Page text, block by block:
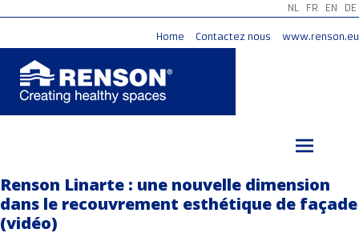
NL FR EN DE
Home Contactez nous www.renson.eu
Renson Linarte : une nouvelle dimension
dans le recouvrement esthétique de façade
(vidéo)